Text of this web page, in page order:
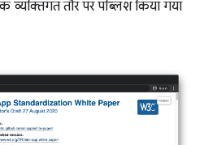
व्यक्तिगत तौर पर पब्लिश किया गया